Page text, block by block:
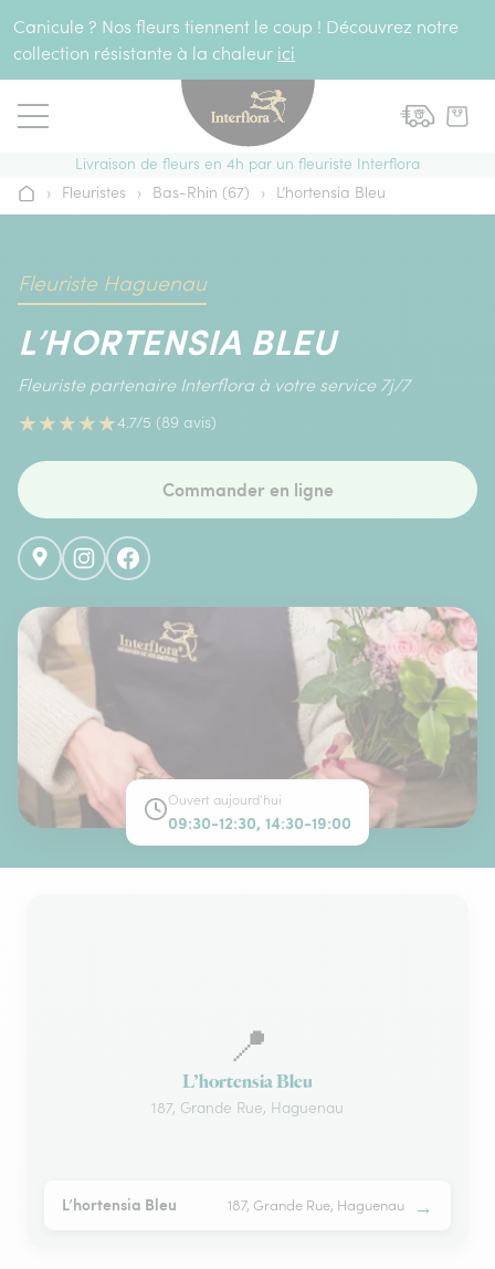
Canicule ? Nos fleurs tiennent le coup ! Découvrez notre
collection résistante à la chaleur ici
Livraison de fleurs en 4h par un fleuriste Interflora
Accueil
› Fleuristes › Bas-Rhin (67) › L’hortensia Bleu
Fleuriste Haguenau
L’HORTENSIA BLEU
Fleuriste partenaire Interflora à votre service 7j/7
★★★★★4.7/5 (89 avis)
Commander en ligne
Ouvert aujourd'hui
09:30-12:30, 14:30-19:00
📍
L’hortensia Bleu
187, Grande Rue, Haguenau
L’hortensia Bleu 187, Grande Rue, Haguenau →